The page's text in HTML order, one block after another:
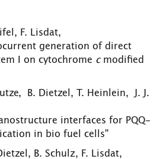
F. Lisdat,
generation of direct
I on cytochrome cmodified
B. Dietzel, T. Heinlein, J. J.
interfaces for PQQ-
in bio fuel cells"
B. Schulz, F. Lisdat,